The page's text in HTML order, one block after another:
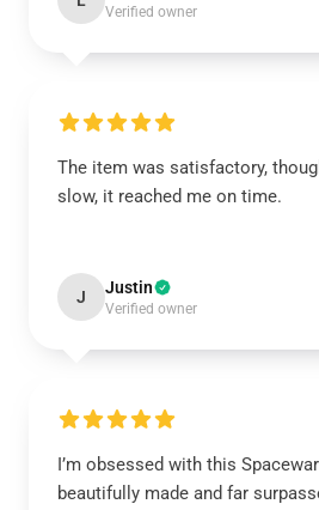
Verified owner
The item was satisfactory,
slow, it reached me on time.
J Justin
Verified owner
I’m obsessed with this
beautifully made and far